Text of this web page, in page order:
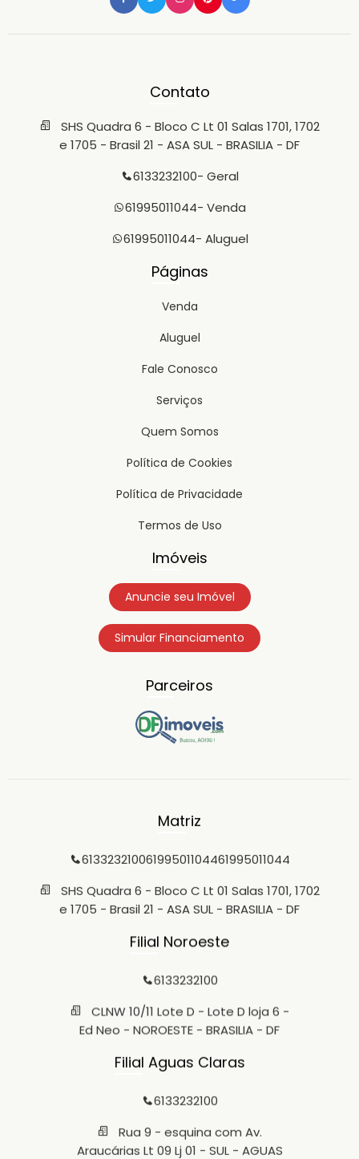
Contato
SHS Quadra 6 - Bloco C Lt 01 Salas 1701, 1702
e 1705 - Brasil 21 - ASA SUL - BRASILIA - DF
6133232100- Geral
61995011044- Venda
61995011044- Aluguel
Páginas
Venda
Aluguel
Fale Conosco
Serviços
Quem Somos
Política de Cookies
Política de Privacidade
Termos de Uso
Imóveis
Anuncie seu Imóvel
Simular Financiamento
Parceiros
Matriz
61332321006199501104461995011044
SHS Quadra 6 - Bloco C Lt 01 Salas 1701, 1702
e 1705 - Brasil 21 - ASA SUL - BRASILIA - DF
Filial Noroeste
6133232100
CLNW 10/11 Lote D - Lote D loja 6 -
Ed Neo - NOROESTE - BRASILIA - DF
Filial Aguas Claras
6133232100
Rua 9 - esquina com Av.
Araucárias Lt 09 Lj 01 - SUL - AGUAS